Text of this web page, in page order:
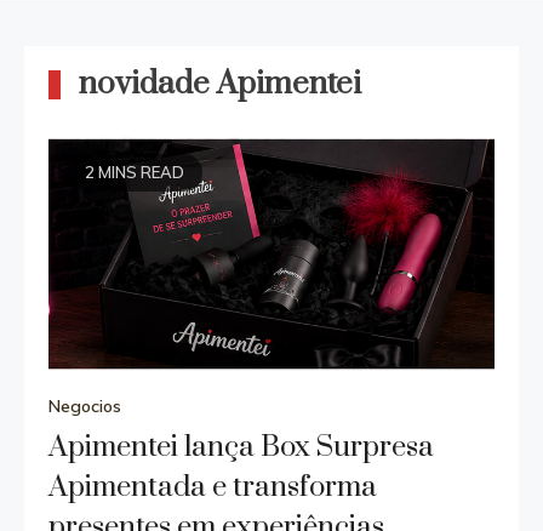
novidade Apimentei
2 MINS READ
Negocios
Apimentei lança Box Surpresa
Apimentada e transforma